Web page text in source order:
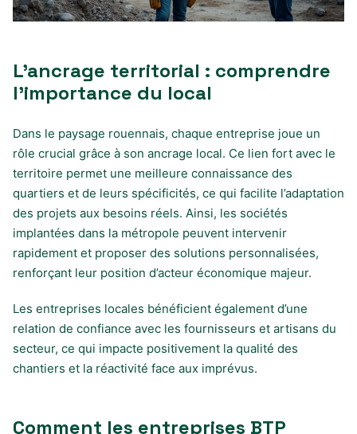
L’ancrage territorial : comprendre
l’importance du local
Dans le paysage rouennais, chaque entreprise joue un
rôle crucial grâce à son ancrage local. Ce lien fort avec le
territoire permet une meilleure connaissance des
quartiers et de leurs spécificités, ce qui facilite l’adaptation
des projets aux besoins réels. Ainsi, les sociétés
implantées dans la métropole peuvent intervenir
rapidement et proposer des solutions personnalisées,
renforçant leur position d’acteur économique majeur.
Les entreprises locales bénéficient également d’une
relation de confiance avec les fournisseurs et artisans du
secteur, ce qui impacte positivement la qualité des
chantiers et la réactivité face aux imprévus.
Comment les entreprises BTP